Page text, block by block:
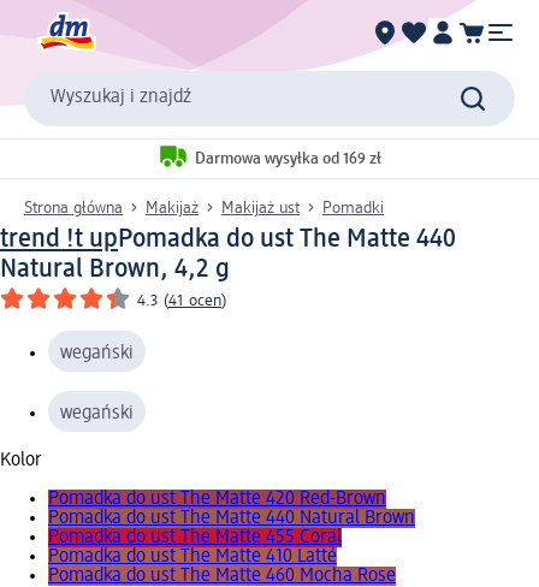
Wyszukaj i znajdź
Darmowa wysyłka od 169 zł
Strona główna Makijaż Makijaż ust Pomadki
trend !t upPomadka do ust The Matte 440
Natural Brown, 4,2 g
4.3 (41 ocen)
wegański
wegański
Kolor
Pomadka do ust The Matte 420 Red-Brown
Pomadka do ust The Matte 440 Natural Brown
Pomadka do ust The Matte 455 Coral
Pomadka do ust The Matte 410 Latté
Pomadka do ust The Matte 460 Mocha Rose